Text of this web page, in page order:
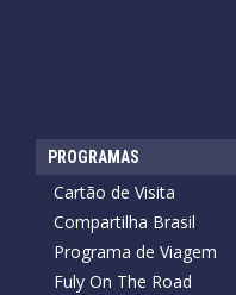
PROGRAMAS
Cartão de Visita
Compartilha Brasil
Programa de Viagem
Fuly On The Road